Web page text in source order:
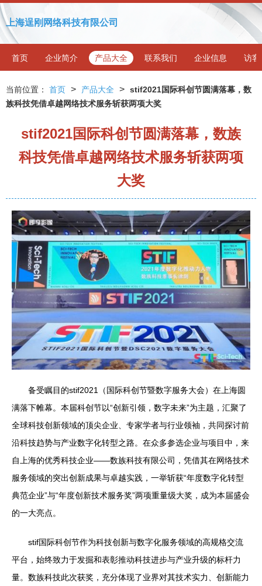
上海逞刚网络科技有限公司
首页 企业简介 产品大全 联系我们 企业信息 访客
当前位置： 首页 > 产品大全 > stif2021国际科创节圆满落幕，数
族科技凭借卓越网络技术服务斩获两项大奖
stif2021国际科创节圆满落幕，数族
科技凭借卓越网络技术服务斩获两项
大奖
备受瞩目的stif2021（国际科创节暨数字服务大会）在上海圆
满落下帷幕。本届科创节以“创新引领，数字未来”为主题，汇聚了
全球科技创新领域的顶尖企业、专家学者与行业领袖，共同探讨前
沿科技趋势与产业数字化转型之路。在众多参选企业与项目中，来
自上海的优秀科技企业——数族科技有限公司，凭借其在网络技术
服务领域的突出创新成果与卓越实践，一举斩获“年度数字化转型
典范企业”与“年度创新技术服务奖”两项重量级大奖，成为本届盛会
的一大亮点。
stif国际科创节作为科技创新与数字化服务领域的高规格交流
平台，始终致力于发掘和表彰推动科技进步与产业升级的标杆力
量。数族科技此次获奖，充分体现了业界对其技术实力、创新能力